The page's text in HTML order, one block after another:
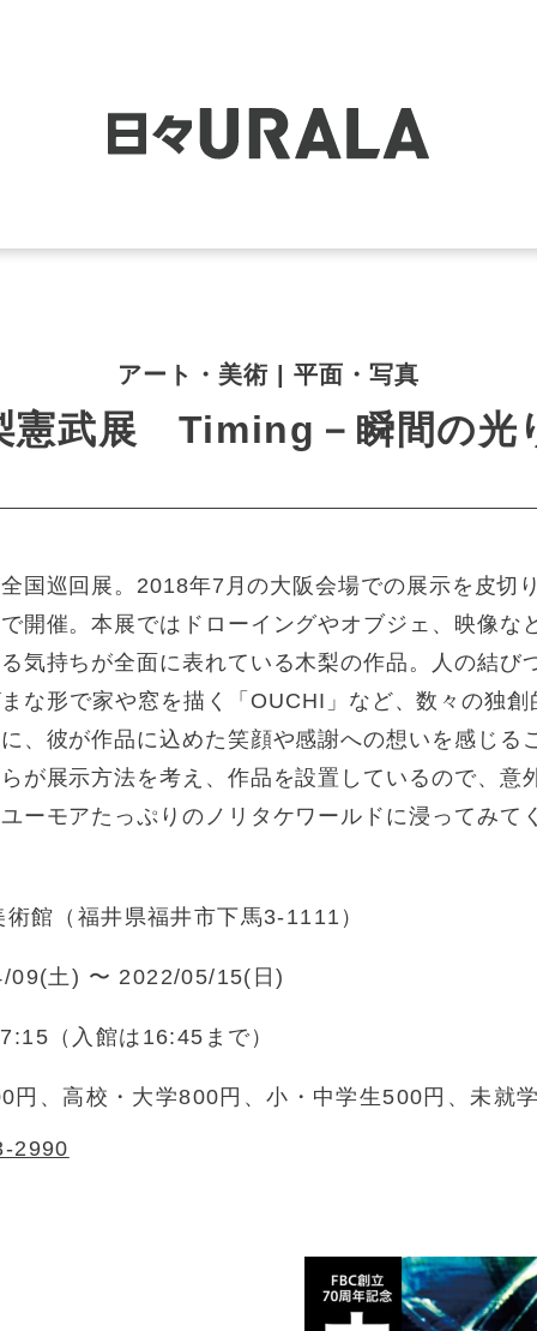
アート・美術 | 平面・写真
憲武展 Timing－瞬間の光
国巡回展。2018年7月の大阪会場での展示を皮切
開催。本展ではドローイングやオブジェ、映像な
気持ちが全面に表れている木梨の作品。人の結び
な形で家や窓を描く「OUCHI」など、数々の独
、彼が作品に込めた笑顔や感謝への想いを感じる
が展示方法を考え、作品を設置しているので、意
ーモアたっぷりのノリタケワールドに浸ってみて
術館（福井県福井市下馬3-1111）
09(土) 〜 2022/05/15(日)
（入館は16:45まで）
円、高校・大学800円、小・中学生500円、未就
2990